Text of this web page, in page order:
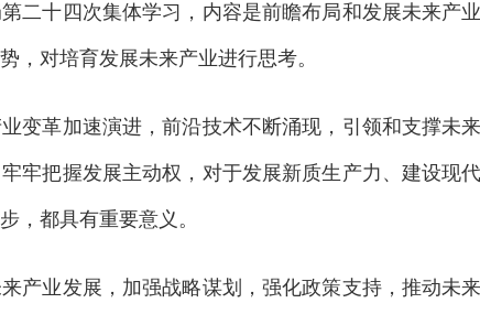
十四次集体学习，内容是前瞻布局和发展未来产
，对培育发展未来产业进行思考。
革加速演进，前沿技术不断涌现，引领和支撑未
牢把握发展主动权，对于发展新质生产力、建设现
，都具有重要意义。
业发展，加强战略谋划，强化政策支持，推动未